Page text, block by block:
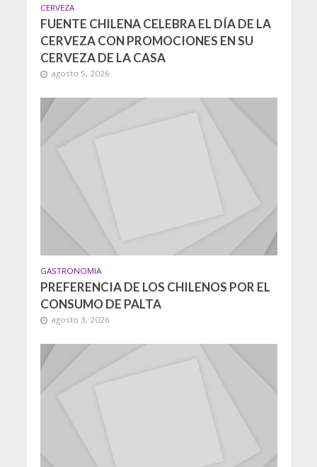
CERVEZA
FUENTE CHILENA CELEBRA EL DÍA DE LA
CERVEZA CON PROMOCIONES EN SU
CERVEZA DE LA CASA
agosto 5, 2026
GASTRONOMIA
PREFERENCIA DE LOS CHILENOS POR EL
CONSUMO DE PALTA
agosto 3, 2026